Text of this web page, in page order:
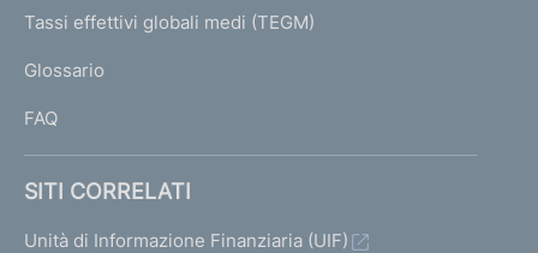
I
I
Tassi effettivi globali medi (TEGM)
Glossario
FAQ
SITI CORRELATI
Unità di Informazione Finanziaria (UIF)